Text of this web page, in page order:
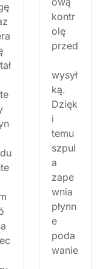
kontr
olę
przed
wysył
ką.
Dzięk
i
temu
szpul
a
zape
wnia
płynn
e
poda
wanie